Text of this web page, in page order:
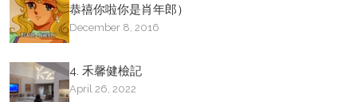
恭禧你啦你是肖年郎）
December 8, 2016
4. 禾馨健檢記
April 26, 2022